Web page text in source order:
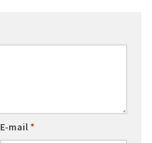
E-mail *